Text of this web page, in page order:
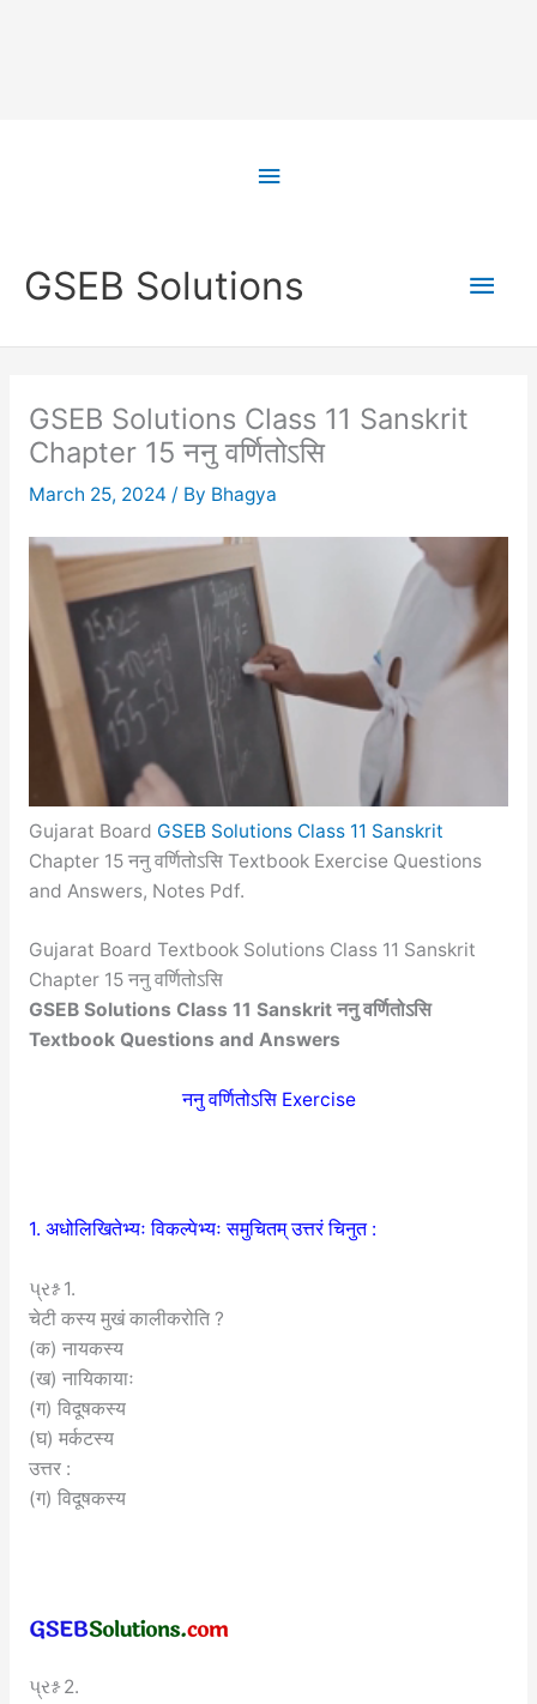
Above
GSEB Solutions
Main
GSEB Solutions Class 11 Sanskrit
Chapter 15 ननु वर्णितोऽसि
March 25, 2024 / By Bhagya
Gujarat Board GSEB Solutions Class 11 Sanskrit
Chapter 15 ननु वर्णितोऽसि Textbook Exercise Questions
and Answers, Notes Pdf.
Gujarat Board Textbook Solutions Class 11 Sanskrit
Chapter 15 ननु वर्णितोऽसि
GSEB Solutions Class 11 Sanskrit ननु वर्णितोऽसि
Textbook Questions and Answers
ननु वर्णितोऽसि Exercise
1. अधोलिखितेभ्यः विकल्पेभ्यः समुचितम् उत्तरं चिनुत :
પ્રશ્ન 1.
चेटी कस्य मुखं कालीकरोति ?
(क) नायकस्य
(ख) नायिकायाः
(ग) विदूषकस्य
(घ) मर्कटस्य
उत्तर :
(ग) विदूषकस्य
પ્રશ્ન 2.